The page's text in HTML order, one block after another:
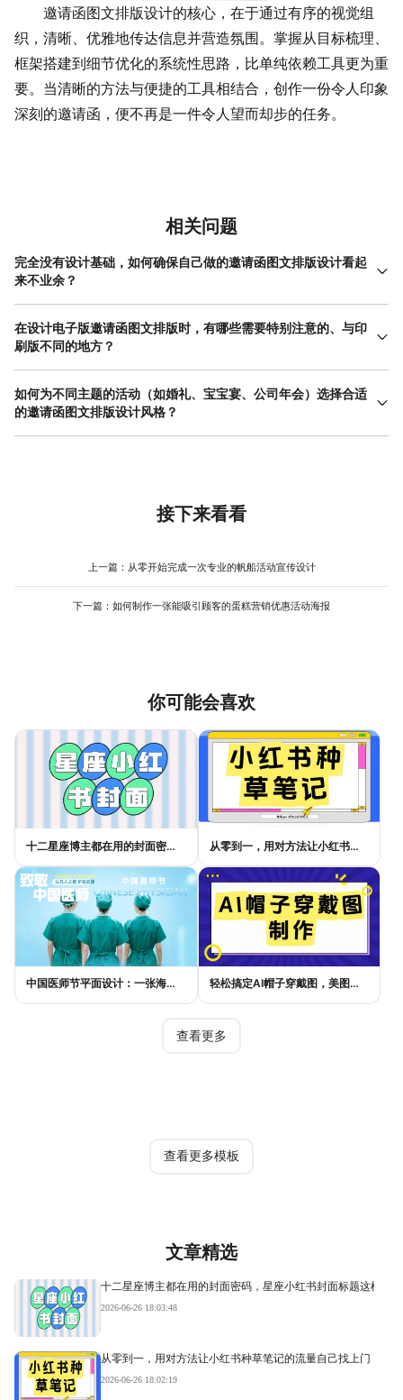
邀请函图文排版设计的核心，在于通过有序的视觉组
织，清晰、优雅地传达信息并营造氛围。掌握从目标梳理、
框架搭建到细节优化的系统性思路，比单纯依赖工具更为重
要。当清晰的方法与便捷的工具相结合，创作一份令人印象
深刻的邀请函，便不再是一件令人望而却步的任务。
相关问题
完全没有设计基础，如何确保自己做的邀请函图文排版设计看起
来不业余？
对于零基础用户，遵循几个基本原则可以有效提升邀请函图文排版
设计的专业度。首先，严格控制字体数量，一份邀请函使用1-2种字
体足矣，避免花哨字体，优先选择清晰易读的经典字体。其次，注
不要试图填满每一个角落，适当的空白能让信息更突出，版面更透
气。最后， 色彩搭配 上，如果不确定，使用单色系或同色系深浅搭
在设计电子版邀请函图文排版时，有哪些需要特别注意的、与印
刷版不同的地方？
电子版邀请函图文排版设计确实有独特的要求。首要区别在于尺寸
和比例， 电子邀请函 通常在手机端传播，因此设计时需优先考虑竖
屏长图或方形画布，确保在手机屏幕上能完整、清晰地显示核心内
用RGB而非印刷的CMYK，以确保在各类电子设备上颜色显示鲜艳
如何为不同主题的活动（如婚礼、宝宝宴、公司年会）选择合适
的邀请函图文排版设计风格？
为不同活动选择邀请函图文排版设计风格，关键在于视觉元素与活
快的糖果色、圆润的字体、卡通插画元素（如奶瓶、动物、云朵）
来营造童趣氛围。公司年会等商务活动则强调正式、专业或时尚
的现场或 团队图片 ，并突出Logo和活动主题名称。在进行邀请函
彩、字体和图形元素的共性。同时，直接利用设计工具的分类模板
接下来看看
上一篇： 从零开始完成一次专业的帆船活动宣传设计
下一篇： 如何制作一张能吸引顾客的蛋糕营销优惠活动海报
你可能会喜欢
十二星座博主都在用的封面密码，星座小红书封面标题这样写才吸睛 从零到一，用对方法让小红书种草笔记的流量自己找上门
中国医师节平面设计：一张海报如何讲好白衣故事 轻松搞定AI帽子穿戴图，美图设计室电商主图教程
查看更多
查看更多模板
文章精选
十二星座博主都在用的封面密码，星座小红书封面标题这样写
2026-06-26 18:03:48
从零到一，用对方法让小红书种草笔记的流量自己找上门
2026-06-26 18:02:19